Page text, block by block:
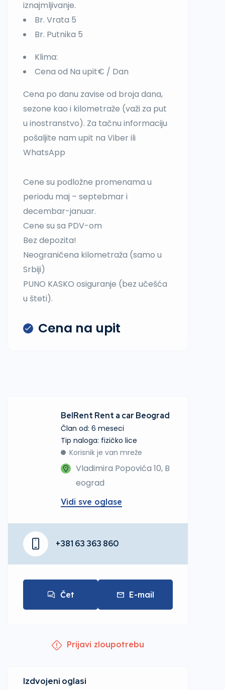
iznajmljivanje.
Br. Vrata 5
Br. Putnika 5
Klima:
Cena od Na upit€ / Dan
Cena po danu zavise od broja dana,
sezone kao i kilometraže (važi za put
u inostranstvo). Za tačnu informaciju
pošaljite nam upit na Viber ili
WhatsApp
Cene su podložne promenama u
periodu maj – septebmar i
decembar-januar.
Cene su sa PDV-om
Bez depozita!
Neograničena kilometraža (samo u
Srbiji)
PUNO KASKO osiguranje (bez učešća
u šteti).
Cena na upit
BelRent Rent a car Beograd
Član od: 6 meseci
tip naloga: fizičko lice
Korisnik je van mreže
Vladimira Popovića 10, B
eograd
Vidi sve oglase
+381 63 363 860
Čet E-mail
Prijavi zloupotrebu